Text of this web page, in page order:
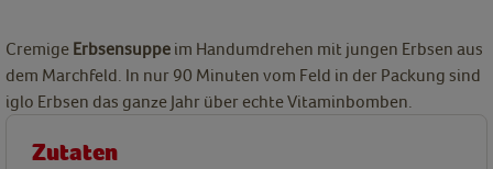
Cremige Erbsensuppe im Handumdrehen mit jungen Erbsen aus
dem Marchfeld. In nur 90 Minuten vom Feld in der Packung sind
iglo Erbsen das ganze Jahr über echte Vitaminbomben.
Zutaten